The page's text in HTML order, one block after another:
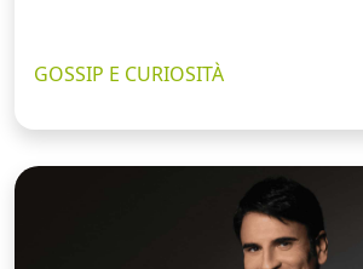
GOSSIP E CURIOSITÀ